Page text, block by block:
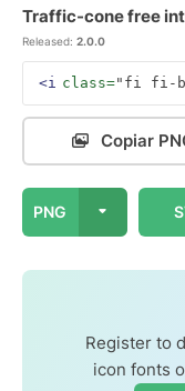
Traffic-cone free
Released: 2.0.0
<i class="fi fi-
Copiar
PNG
Register to
icon fonts